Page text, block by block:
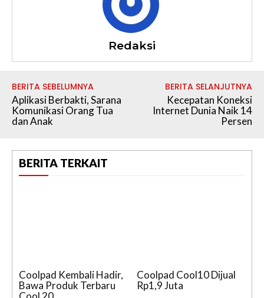
Redaksi
BERITA SEBELUMNYA
Aplikasi Berbakti, Sarana
Komunikasi Orang Tua
dan Anak
BERITA SELANJUTNYA
Kecepatan Koneksi
Internet Dunia Naik 14
Persen
BERITA TERKAIT
Coolpad Kembali Hadir,
Bawa Produk Terbaru
Coolpad Cool10 Dijual
Rp1,9 Juta